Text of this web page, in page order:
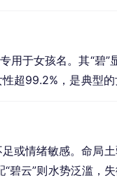
用于女孩名。其“碧
超99.2%，是典型的
或情绪敏感。命局
“碧云”则水势泛滥，